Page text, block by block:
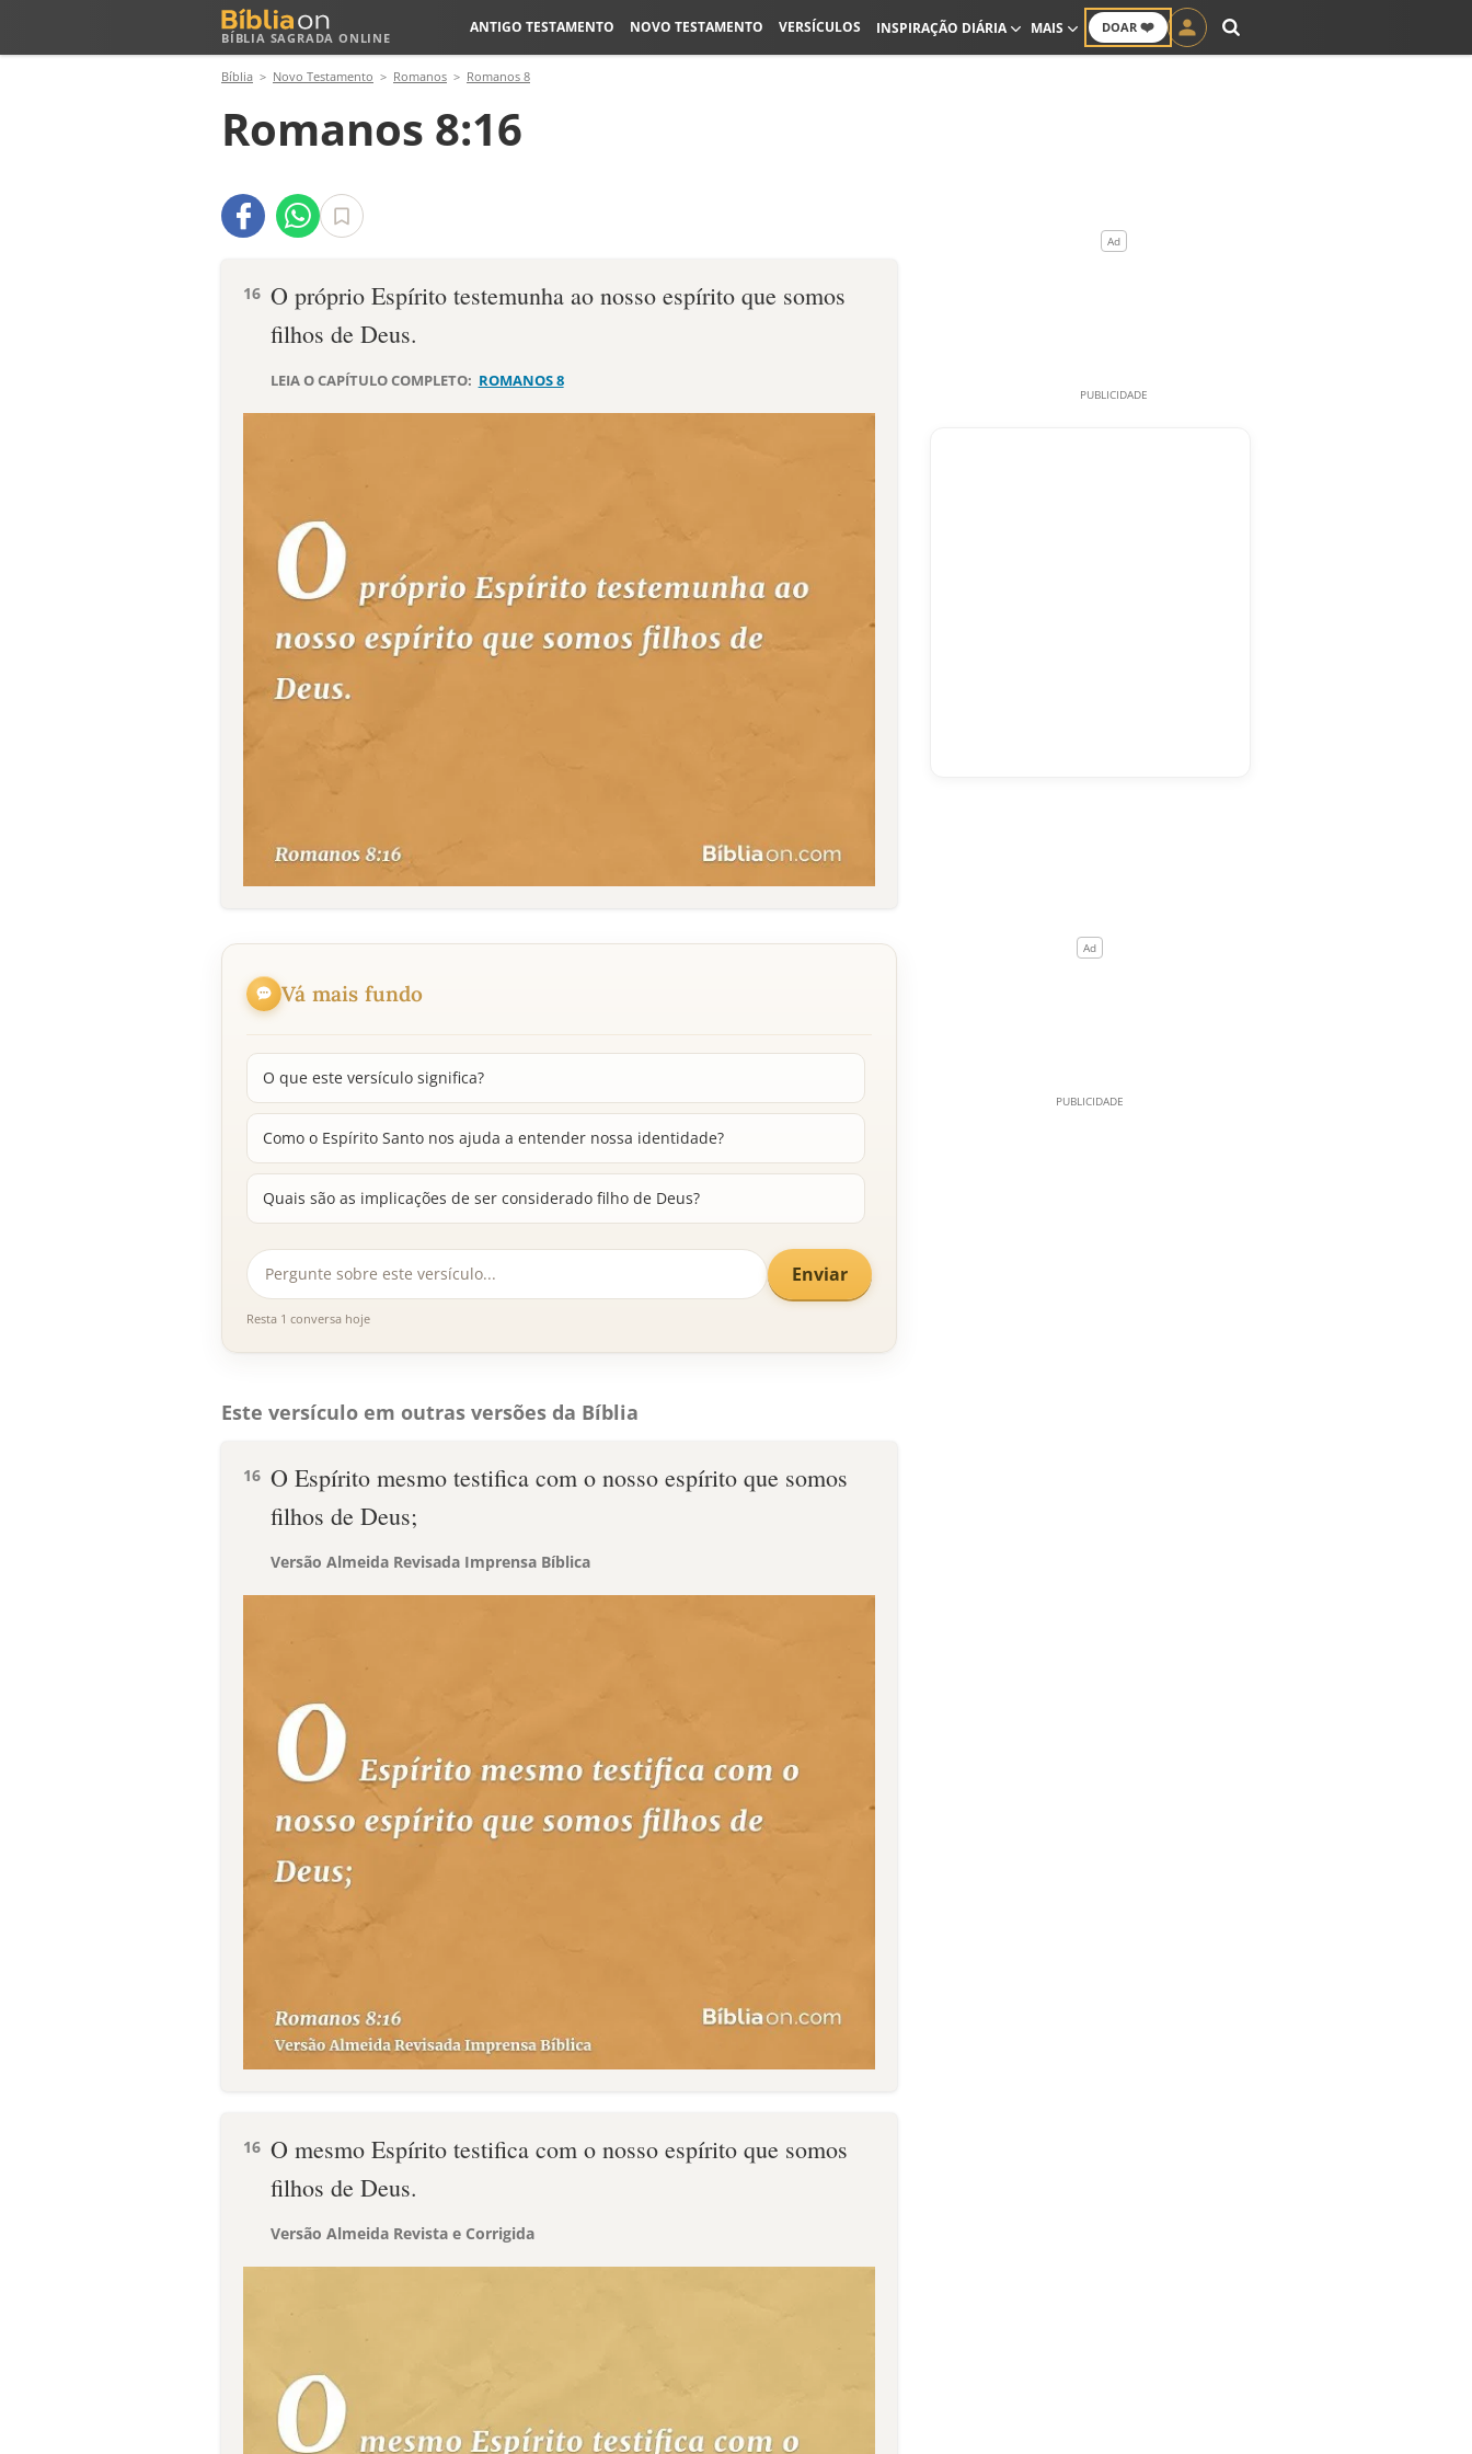
BÍBLIA SAGRADA ONLINE
DOAR ❤️
ANTIGO TESTAMENTO NOVO TESTAMENTO VERSÍCULOS INSPIRAÇÃO DIÁRIA MAIS
Bíblia Novo Testamento Romanos Romanos 8
Romanos 8:16
16 O próprio Espírito testemunha ao nosso espírito que somos
filhos de Deus.
LEIA O CAPÍTULO COMPLETO: ROMANOS 8
Vá mais fundo
O que este versículo significa?
Como o Espírito Santo nos ajuda a entender nossa identidade?
Quais são as implicações de ser considerado filho de Deus?
Enviar
Resta 1 conversa hoje
Este versículo em outras versões da Bíblia
16 O Espírito mesmo testifica com o nosso espírito que somos
filhos de Deus;
Versão Almeida Revisada Imprensa Bíblica
16 O mesmo Espírito testifica com o nosso espírito que somos
filhos de Deus.
Versão Almeida Revista e Corrigida